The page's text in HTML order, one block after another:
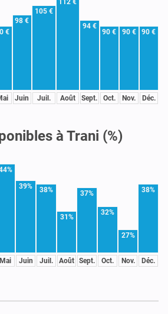
€
98 €
Juin
105 €
Juil.
112 €
Août
94 €
Sept.
90 €
Oct.
90 €
Nov.
90 €
Déc.
à Trani (%)
Mai
39%
Juin
38%
Juil.
31%
Août
37%
Sept.
32%
Oct.
27%
Nov.
38%
Déc.